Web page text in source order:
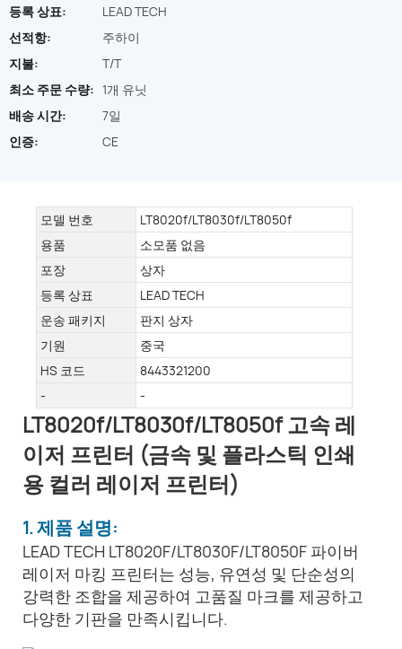
등록 상표:
LEAD TECH
선적항:
주하이
지불:
T/T
최소 주문 수량: 1개 유닛
배송 시간:
7일
인증:
CE
모델 번호
LT8020f/LT8030f/LT8050f
용품
소모품 없음
포장
상자
등록 상표
LEAD TECH
운송 패키지
판지 상자
기원
중국
HS 코드
8443321200
-
-
LT8020f/LT8030f/LT8050f 고속 레
이저 프린터 (금속 및 플라스틱 인쇄
용 컬러 레이저 프린터)
1. 제품 설명:
LEAD TECH LT8020F/LT8030F/LT8050F 파이버
레이저 마킹 프린터는 성능, 유연성 및 단순성의
강력한 조합을 제공하여 고품질 마크를 제공하고
다양한 기판을 만족시킵니다.